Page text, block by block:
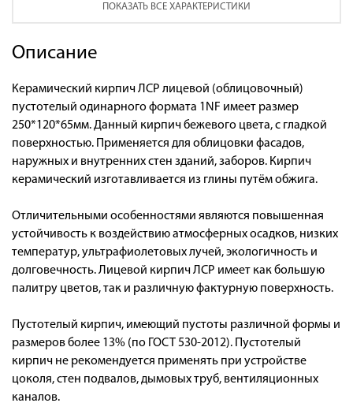
ПОКАЗАТЬ ВСЕ ХАРАКТЕРИСТИКИ
Описание
Керамический кирпич ЛСР лицевой (облицовочный)
пустотелый одинарного формата 1NF имеет размер
250*120*65мм. Данный кирпич бежевого цвета, с гладкой
поверхностью. Применяется для облицовки фасадов,
наружных и внутренних стен зданий, заборов. Кирпич
керамический изготавливается из глины путём обжига.
Отличительными особенностями являются повышенная
устойчивость к воздействию атмосферных осадков, низких
температур, ультрафиолетовых лучей, экологичность и
долговечность. Лицевой кирпич ЛСР имеет как большую
палитру цветов, так и различную фактурную поверхность.
Пустотелый кирпич, имеющий пустоты различной формы и
размеров более 13% (по ГОСТ 530-2012). Пустотелый
кирпич не рекомендуется применять при устройстве
цоколя, стен подвалов, дымовых труб, вентиляционных
каналов.